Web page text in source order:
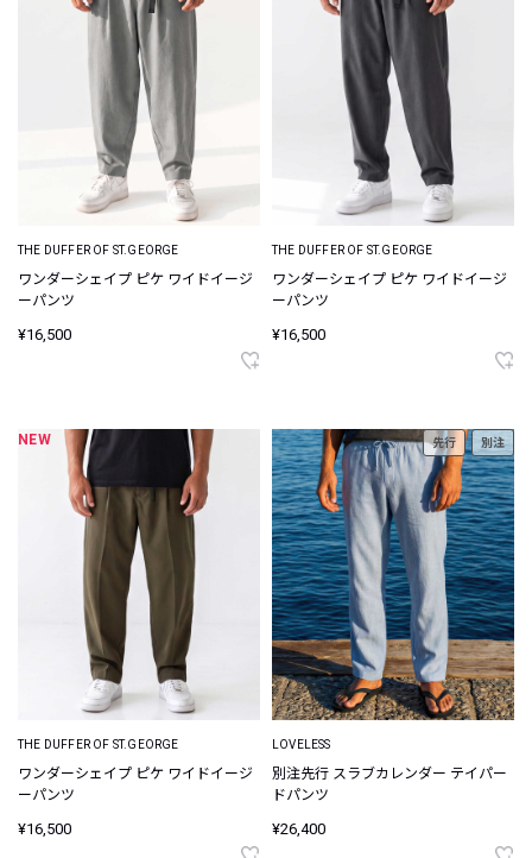
THE DUFFER OF ST.GEORGE
ワンダーシェイプ ピケ ワイドイージ
ーパンツ
¥16,500
THE DUFFER OF ST.GEORGE
ワンダーシェイプ ピケ ワイドイージ
ーパンツ
¥16,500
NEW
THE DUFFER OF ST.GEORGE
ワンダーシェイプ ピケ ワイドイージ
ーパンツ
¥16,500
先行 別注
LOVELESS
別注先行 スラブカレンダー テイパー
ドパンツ
¥26,400